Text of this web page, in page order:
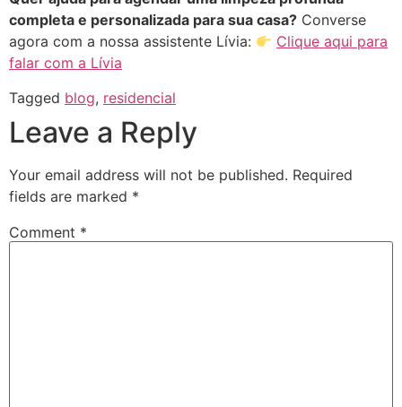
completa e personalizada para sua casa? Converse
agora com a nossa assistente Lívia:
Clique aqui para
falar com a Lívia
Tagged blog, residencial
Leave a Reply
Your email address will not be published. Required
fields are marked *
Comment *